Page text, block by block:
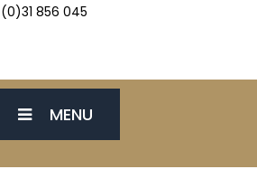
(0)31 856 045
MENU